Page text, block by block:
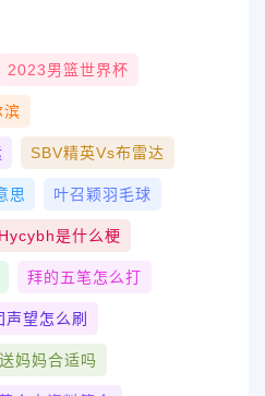
2023男篮世界杯
滨
SBV精英vs布雷达
思 叶召颖羽毛球
Hycybh是什么梗
拜的五笔怎么打
望怎么刷
妈妈合适吗